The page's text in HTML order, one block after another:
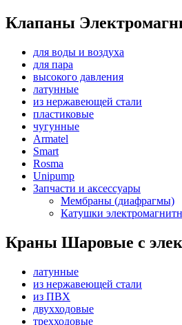
Клапаны
для воды и воздуха
для пара
высокого давления
латунные
из нержавеющей стали
пластиковые
чугунные
Armatel
Smart
Rosma
Unipump
Запчасти и аксессуары
Мембраны (диафрагмы)
Катушки
Краны Шаровые с
латунные
из нержавеющей стали
из ПВХ
двухходовые
трехходовые